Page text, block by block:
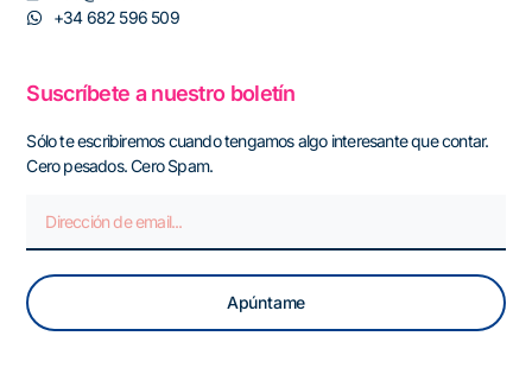
+34 682 596 509
Suscríbete a nuestro boletín
Sólo te escribiremos cuando tengamos algo interesante que contar.
Cero pesados. Cero Spam.
Apúntame